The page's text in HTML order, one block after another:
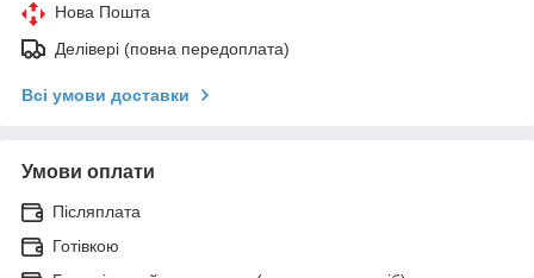
Нова Пошта
Делівері (повна передоплата)
Всі умови доставки
Умови оплати
Післяплата
Готівкою